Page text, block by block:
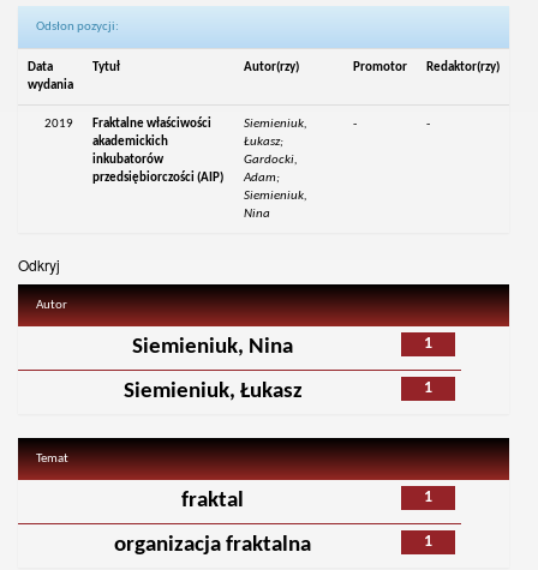
Odsłon pozycji:
Data
wydania
Tytuł Autor(rzy) Promotor Redaktor(rzy)
2019
Fraktalne właściwości
akademickich
inkubatorów
przedsiębiorczości (AIP)
Siemieniuk,
Łukasz;
Gardocki,
Adam;
Siemieniuk,
Nina
- -
Odkryj
Autor
1
Siemieniuk, Nina
1
Siemieniuk, Łukasz
Temat
1
fraktal
1
organizacja fraktalna